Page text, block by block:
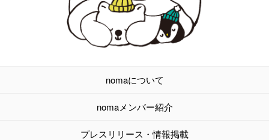
nomaについて
nomaメンバー紹介
プレスリリース・情報掲載